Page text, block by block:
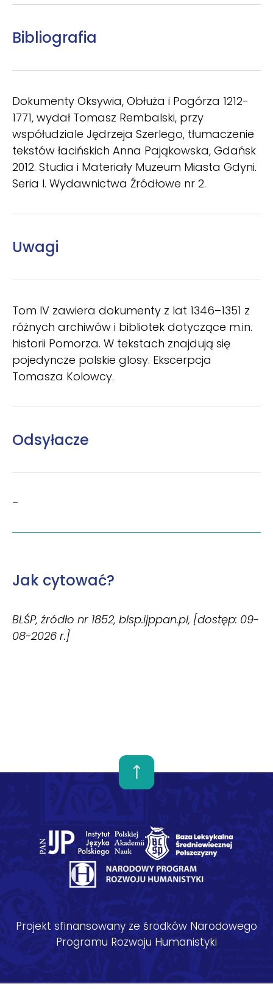
Bibliografia
Dokumenty Oksywia, Obłuża i Pogórza 1212-
1771, wydał Tomasz Rembalski, przy
współudziale Jędrzeja Szerlego, tłumaczenie
tekstów łacińskich Anna Pająkowska, Gdańsk
2012. Studia i Materiały Muzeum Miasta Gdyni.
Seria I. Wydawnictwa Źródłowe nr 2.
Uwagi
Tom IV zawiera dokumenty z lat 1346–1351 z
różnych archiwów i bibliotek dotyczące m.in.
historii Pomorza. W tekstach znajdują się
pojedyncze polskie glosy. Ekscerpcja
Tomasza Kolowcy.
Odsyłacze
–
Jak cytować?
BLŚP, źródło nr 1852, blsp.ijppan.pl, [dostęp: 09-
08-2026 r.]
Projekt sfinansowany ze środków Narodowego
Programu Rozwoju Humanistyki